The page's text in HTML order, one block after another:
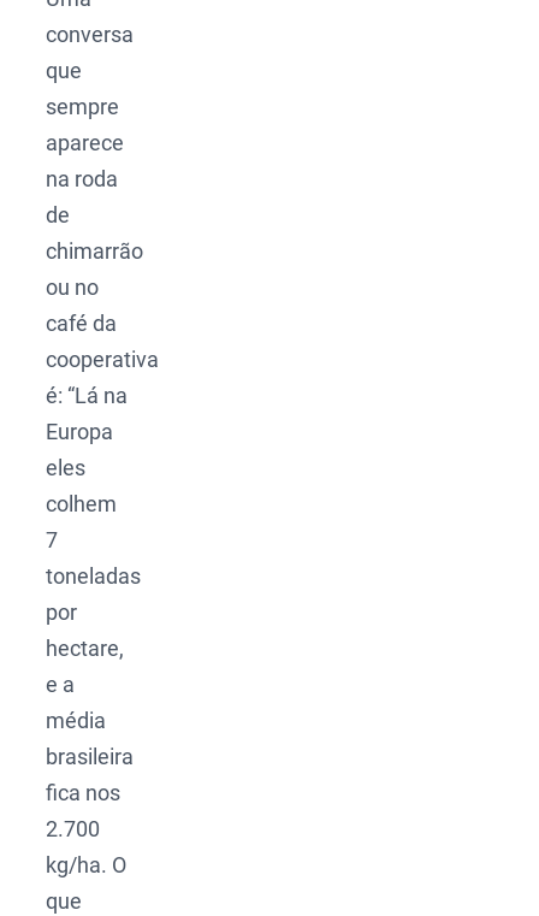
conversa
que
sempre
aparece
na roda
de
chimarrão
ou no
café da
cooperativa
é: “Lá na
Europa
eles
colhem
7
toneladas
por
hectare,
e a
média
brasileira
fica nos
2.700
kg/ha. O
que